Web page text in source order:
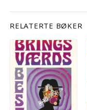
RELATERTE BØKER